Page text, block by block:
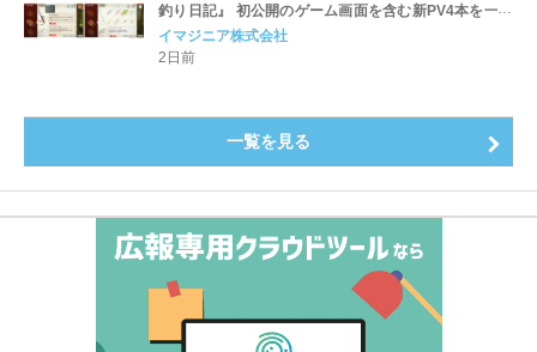
釣り日記』 初公開のゲーム画面を含む新PV4本を一挙
公開！
イマジニア株式会社
2日前
一覧を見る